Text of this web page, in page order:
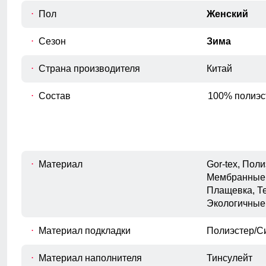
необходимости. Полукомбинезон легко превратится в
Измеряется по переднему шву, от
шва.
Пол Женский
Сезон Зима
Страна производителя Китай
Состав 100%
Материал
Gor-tex,
Мембранные
Плащевка,
Материал подкладки Полиэстер/
Материал наполнителя Тинсулейт